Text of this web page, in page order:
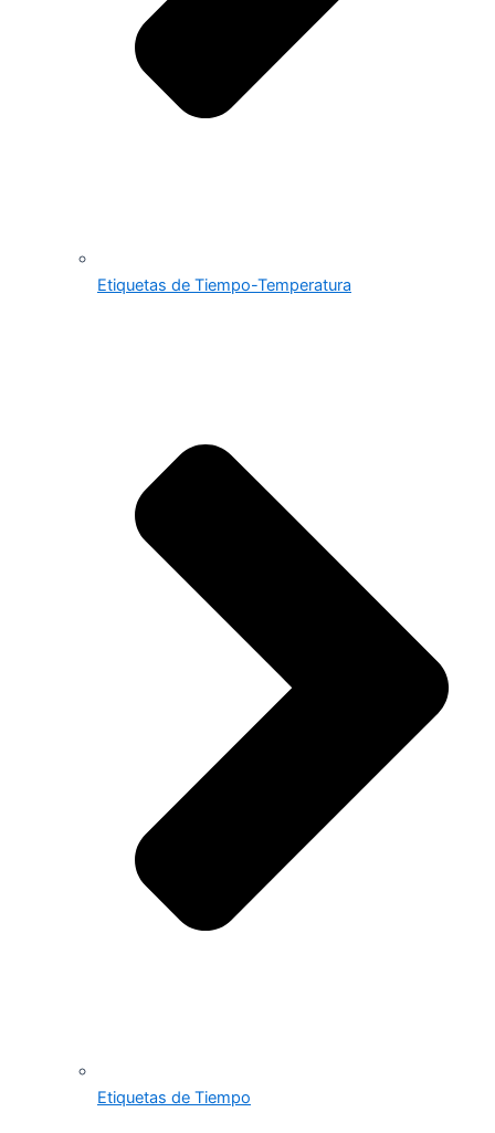
Etiquetas de Tiempo-Temperatura
Etiquetas de Tiempo